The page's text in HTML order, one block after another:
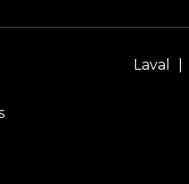
Laval